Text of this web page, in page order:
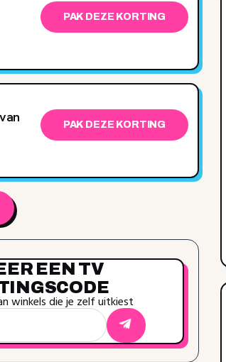
PAK DEZE KORTING
PAK DEZE KORTING
EEN TV
winkels die je zelf uitkiest